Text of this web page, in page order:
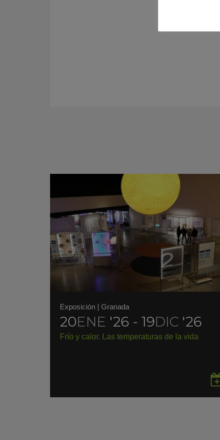
Exposición | Granada
20ENE '26 - 19DIC '26
Frío y calor. Las temperaturas de la vida